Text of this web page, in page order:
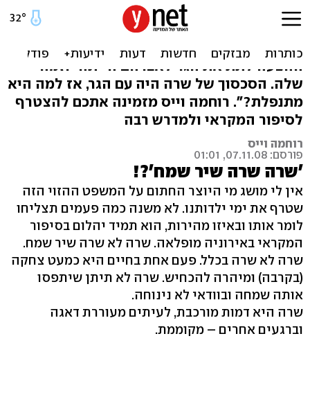
אברהם חמס את שרה
"מה שרה רוצה מאברהם? על מה היא מתלוננת?
ההצעה לתת את הגר לאברהם הייתה יוזמה
שלה. הסכסוך של שרה היה עם הגר, אז למה היא
מתנפלת?". רוחמה וייס מזמינה אתכם להצטרף
לסיפור המקראי ולמדרש רבה
רוחמה וייס
פורסם: 07.11.08, 01:01
'שרה שרה שיר שמח'?!
אין לי מושג מי היוצר החתום על המשפט ההזוי הזה
שטרף את ימי ילדותנו. לא משנה כמה פעמים תצליחו
לומר אותו ובאיזו מהירות, הוא תמיד יהלום בסיפור
המקראי באירוניה מופלאה. שרה לא שרה שיר שמח.
שרה לא שרה בכלל. פעם אחת בחיים היא כמעט צחקה
(בקרבה) ומיהרה להכחיש. שרה לא תיתן שיתפסו
אותה שמחה ובוודאי לא נינוחה.
שרה היא דמות מורכבת, לעיתים מעוררת דאגה
וברגעים אחרים – מקוממת.